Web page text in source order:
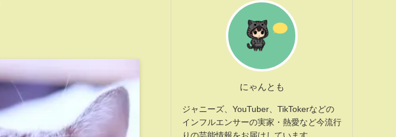
にゃんとも
ジャニーズ、YouTuber、TikTokerなどの
インフルエンサーの実家・熱愛など今流行
りの芸能情報をお届けしています。